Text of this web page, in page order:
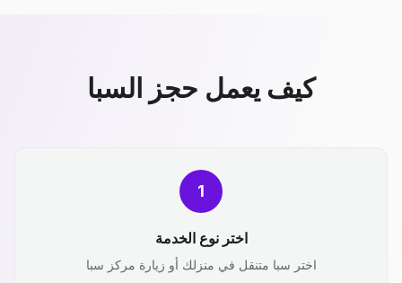
كيف يعمل حجز السبا
1
اختر نوع الخدمة
اختر سبا متنقل في منزلك أو زيارة مركز سبا